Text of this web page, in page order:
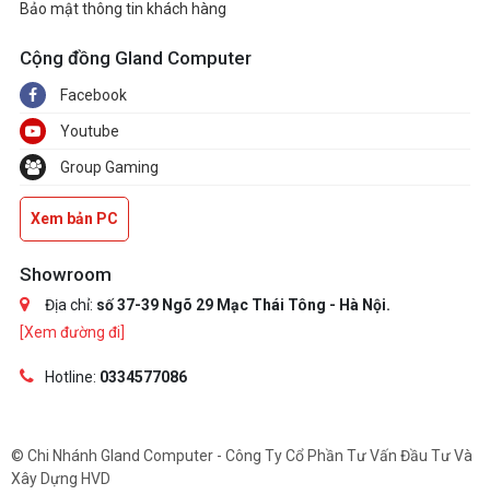
Bảo mật thông tin khách hàng
Cộng đồng Gland Computer
Facebook
Youtube
Group Gaming
Xem bản PC
Showroom
Địa chỉ: số 37-39 Ngõ 29 Mạc Thái Tông - Hà Nội.
[Xem đường đi]
Hotline: 0334577086
© Chi Nhánh Gland Computer - Công Ty Cổ Phần Tư Vấn Đầu Tư Và
Xây Dựng HVD